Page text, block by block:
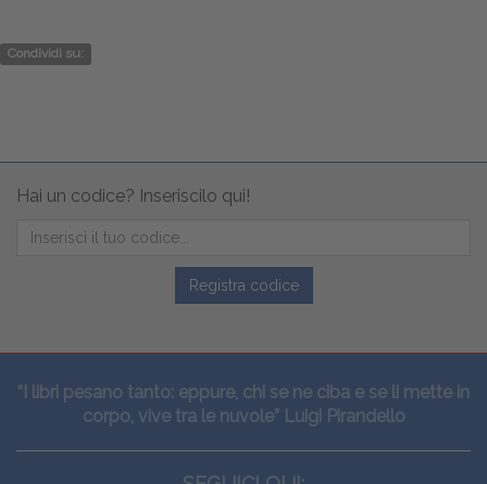
Condividi su:
Hai un codice? Inseriscilo qui!
Registra codice
“I libri pesano tanto: eppure, chi se ne ciba e se li mette in
corpo, vive tra le nuvole” Luigi Pirandello